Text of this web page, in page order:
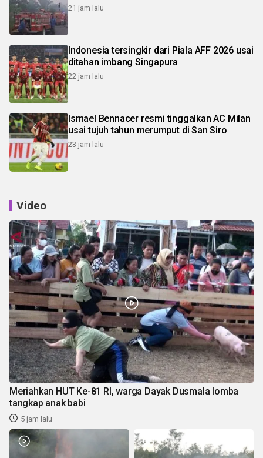
21 jam lalu
Indonesia tersingkir dari Piala AFF 2026 usai
ditahan imbang Singapura
22 jam lalu
Ismael Bennacer resmi tinggalkan AC Milan
usai tujuh tahun merumput di San Siro
23 jam lalu
Video
Meriahkan HUT Ke-81 RI, warga Dayak Dusmala lomba
tangkap anak babi
5 jam lalu